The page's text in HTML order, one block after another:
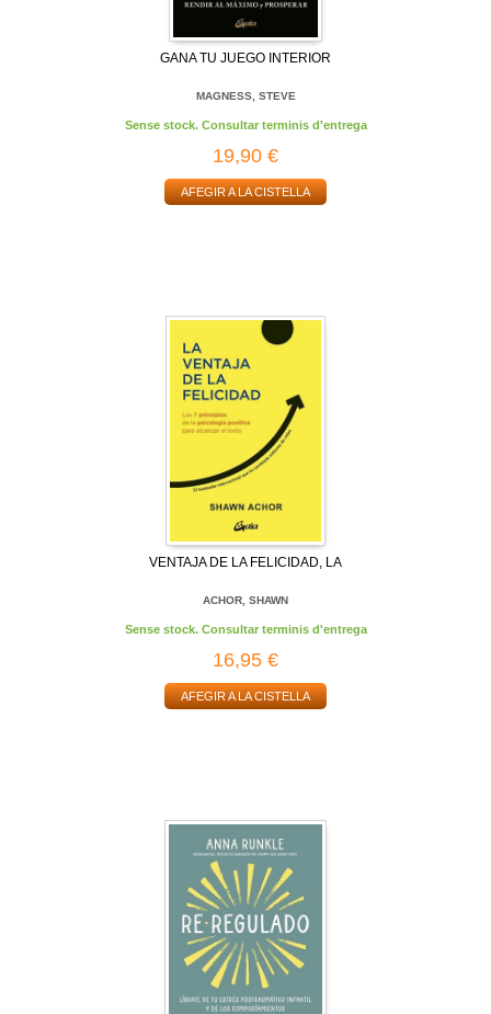
GANA TU JUEGO INTERIOR
MAGNESS, STEVE
Sense stock. Consultar terminis d'entrega
19,90 €
AFEGIR A LA CISTELLA
VENTAJA DE LA FELICIDAD, LA
ACHOR, SHAWN
Sense stock. Consultar terminis d'entrega
16,95 €
AFEGIR A LA CISTELLA